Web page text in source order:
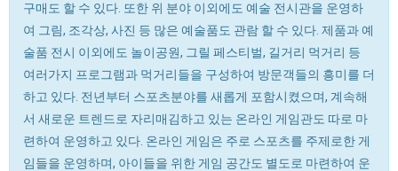
구매도 할 수 있다. 또한 위 분야 이외에도 예술 전시관을 운영하
여 그림, 조각상, 사진 등 많은 예술품도 관람 할 수 있다. 제품과 예
술품 전시 이외에도 놀이공원, 그릴 페스티벌, 길거리 먹거리 등
여러가지 프로그램과 먹거리들을 구성하여 방문객들의 흥미를 더
하고 있다. 전년부터 스포츠분야를 새롭게 포함시켰으며, 계속해
서 새로운 트렌드로 자리매김하고 있는 온라인 게임관도 따로 마
련하여 운영하고 있다. 온라인 게임은 주로 스포츠를 주제로한 게
임들을 운영하며, 아이들을 위한 게임 공간도 별도로 마련하여 운